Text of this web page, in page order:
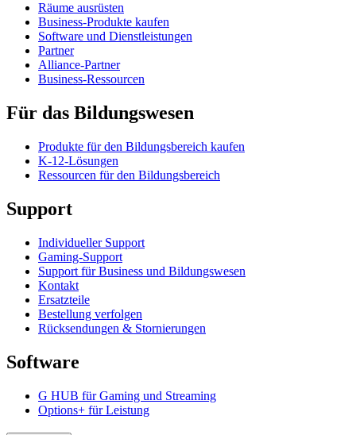
Räume ausrüsten
Business-Produkte kaufen
Software und Dienstleistungen
Partner
Alliance-Partner
Business-Ressourcen
Für das Bildungswesen
Produkte für den Bildungsbereich kaufen
K-12-Lösungen
Ressourcen für den Bildungsbereich
Support
Individueller Support
Gaming-Support
Support für Business und Bildungswesen
Kontakt
Ersatzteile
Bestellung verfolgen
Rücksendungen & Stornierungen
Software
G HUB für Gaming und Streaming
Options+ für Leistung